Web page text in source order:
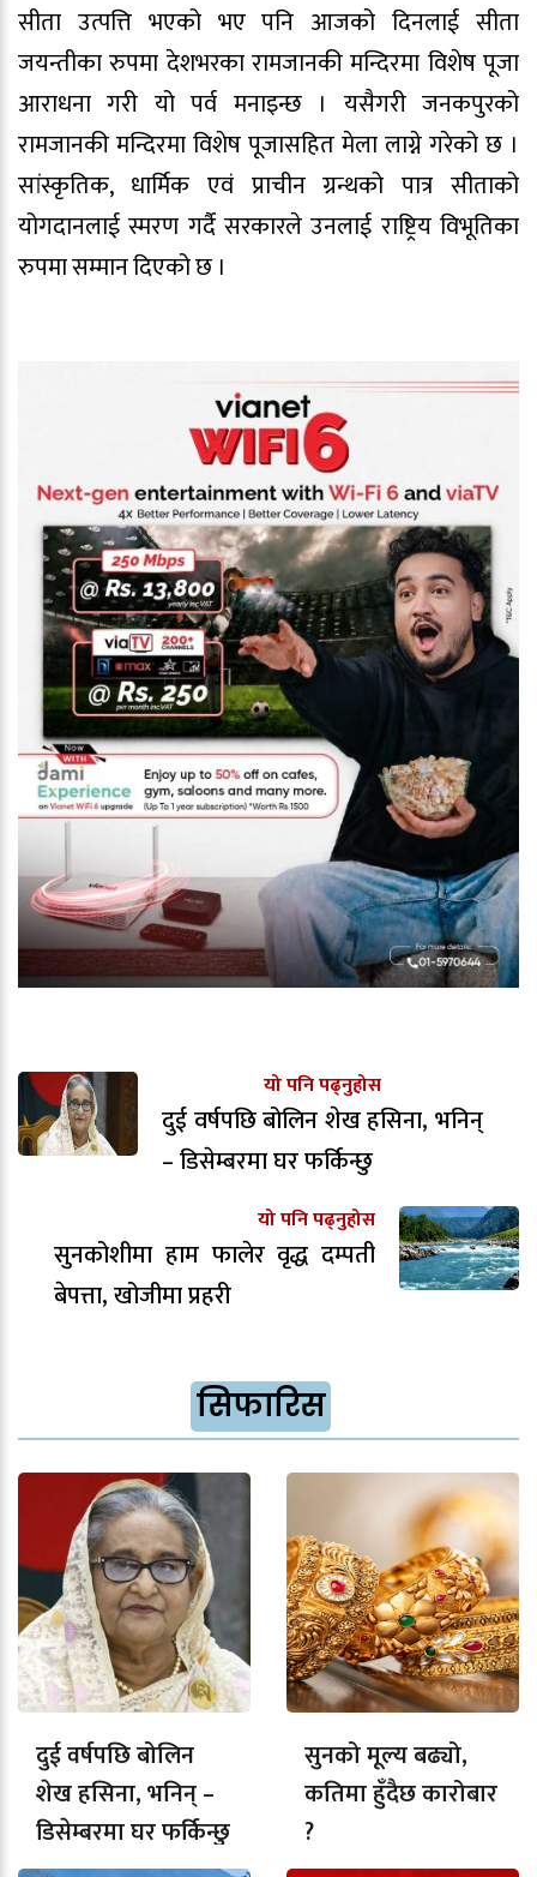
सीता उत्पत्ति भएको भए पनि आजको दिनलाई सीता
जयन्तीका रुपमा देशभरका रामजानकी मन्दिरमा विशेष पूजा
आराधना गरी यो पर्व मनाइन्छ । यसैगरी जनकपुरको
रामजानकी मन्दिरमा विशेष पूजासहित मेला लाग्ने गरेको छ ।
सांस्कृतिक, धार्मिक एवं प्राचीन ग्रन्थको पात्र सीताको
योगदानलाई स्मरण गर्दै सरकारले उनलाई राष्ट्रिय विभूतिका
रुपमा सम्मान दिएको छ ।
यो पनि पढ्नुहोस
दुई वर्षपछि बोलिन शेख हसिना, भनिन्
– डिसेम्बरमा घर फर्किन्छु
यो पनि पढ्नुहोस
सुनकोशीमा हाम फालेर वृद्ध दम्पती
बेपत्ता, खोजीमा प्रहरी
सिफारिस
दुई वर्षपछि बोलिन
शेख हसिना, भनिन् –
डिसेम्बरमा घर फर्किन्छु
सुनको मूल्य बढ्यो,
कतिमा हुँदैछ कारोबार
?